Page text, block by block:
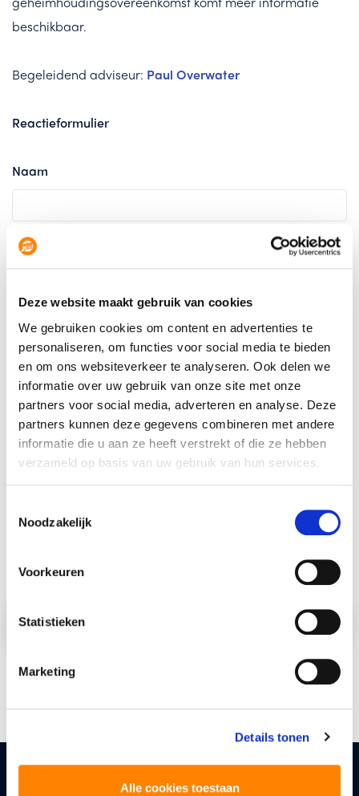
Deze website maakt gebruik van cookies
We gebruiken cookies om content en advertenties te
personaliseren, om functies voor social media te bieden
en om ons websiteverkeer te analyseren. Ook delen we
informatie over uw gebruik van onze site met onze
partners voor social media, adverteren en analyse. Deze
partners kunnen deze gegevens combineren met andere
informatie die u aan ze heeft verstrekt of die ze hebben
verzameld op basis van uw gebruik van hun services.
Noodzakelijk
Voorkeuren
Statistieken
Marketing
Details tonen
Alle cookies toestaan
beschikbaar.
Begeleidend adviseur: Paul Overwater
Reactieformulier
Naam
Telefoonnummer
E-mail
Uw reactie
Uw vraag, ons advies